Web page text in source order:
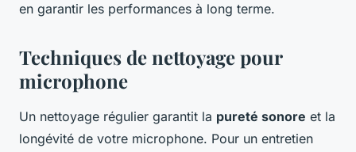
en garantir les performances à long terme.
Techniques de nettoyage pour
microphone
Un nettoyage régulier garantit la pureté sonore et la
longévité de votre microphone. Pour un entretien